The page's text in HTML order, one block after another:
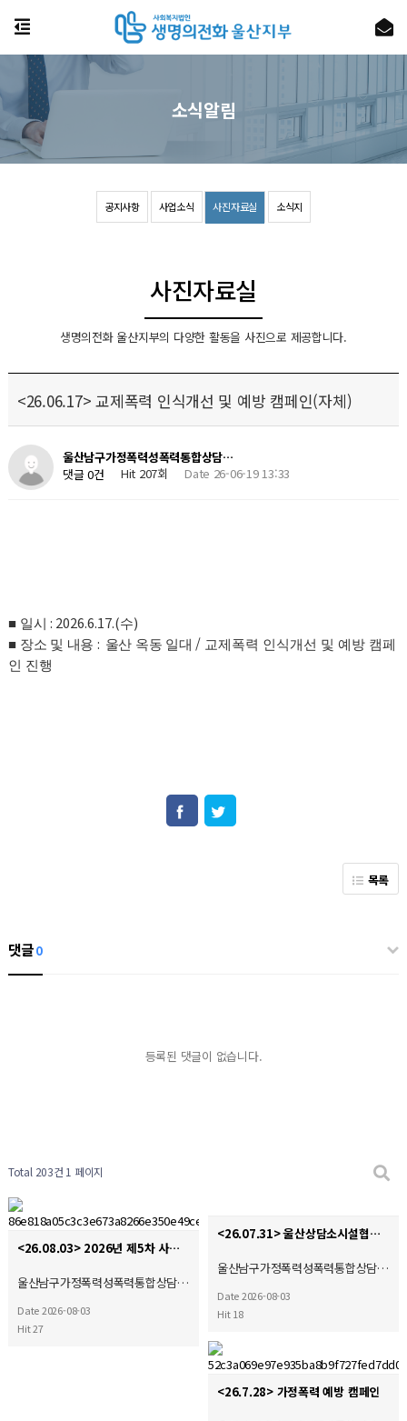
공지사항 사업소식 사진자료실 소식지
소식알림
사진자료실
생명의전화 울산지부의 다양한 활동을 사진으로 제공합니다.
<26.06.17> 교제폭력 인식개선 및 예방 캠페인(자체)
울산남구가정폭력성폭력통합상담…
댓글 0건
Hit 207회 Date 26-06-19 13:33
■ 일시: 2026.6.17.(수)
■ 장소 및 내용 : 울산 옥동 일대/ 교제폭력 인식개선 및 예방 캠페
인 진행
목록
댓글0
등록된 댓글이 없습니다.
Total 203건 1 페이지
<26.08.03> 2026년 제5차 사회복지현장실습 종결식
울산남구가정폭력성폭력통합상담…
Date 2026-08-03
Hit 27
<26.07.31> 울산상담소시설협의회 디지털성폭력 및 불법촬영 경찰합동캠페인
울산남구가정폭력성폭력통합상담…
Date 2026-08-03
Hit 18
<26.7.28> 가정폭력 예방 캠페인